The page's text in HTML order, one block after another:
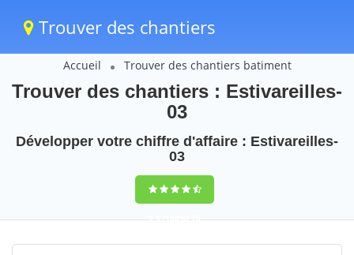
Trouver des chantiers
Accueil Trouver des chantiers batiment
Trouver des chantiers : Estivareilles-
03
Développer votre chiffre d'affaire : Estivareilles-
03
9,5(100%)70
votes